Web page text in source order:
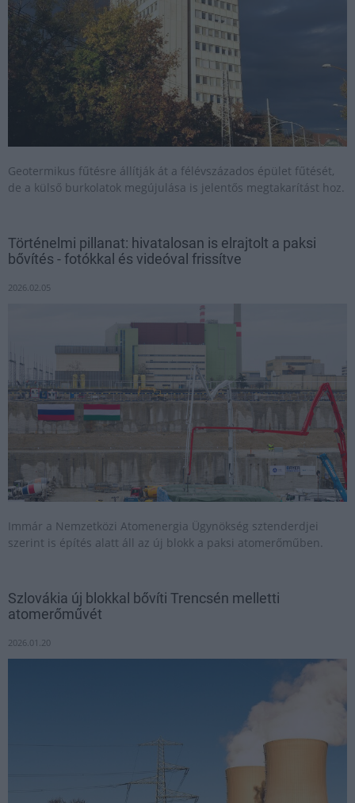
Geotermikus fűtésre állítják át a félévszázados épület fűtését,
de a külső burkolatok megújulása is jelentős megtakarítást hoz.
Történelmi pillanat: hivatalosan is elrajtolt a paksi
bővítés - fotókkal és videóval frissítve
2026.02.05
Immár a Nemzetközi Atomenergia Ügynökség sztenderdjei
szerint is építés alatt áll az új blokk a paksi atomerőműben.
Szlovákia új blokkal bővíti Trencsén melletti
atomerőművét
2026.01.20